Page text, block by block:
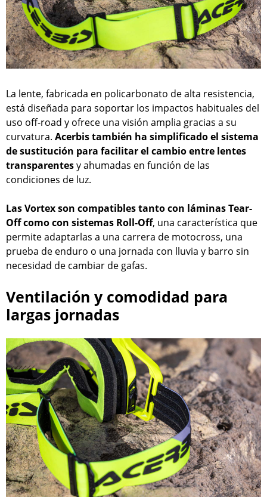
La lente, fabricada en policarbonato de alta resistencia,
está diseñada para soportar los impactos habituales del
uso off-road y ofrece una visión amplia gracias a su
curvatura. Acerbis también ha simplificado el sistema
de sustitución para facilitar el cambio entre lentes
transparentesy ahumadas en función de las
condiciones de luz.
Las Vortex son compatibles tanto con láminas Tear-
Off como con sistemas Roll-Off, una característica que
permite adaptarlas a una carrera de motocross, una
prueba de enduro o una jornada con lluvia y barro sin
necesidad de cambiar de gafas.
Ventilación y comodidad para
largas jornadas